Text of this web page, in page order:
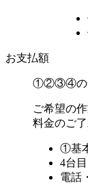
お支払額
①②③④の
ご希望の
料金のご
①基
4台
電話